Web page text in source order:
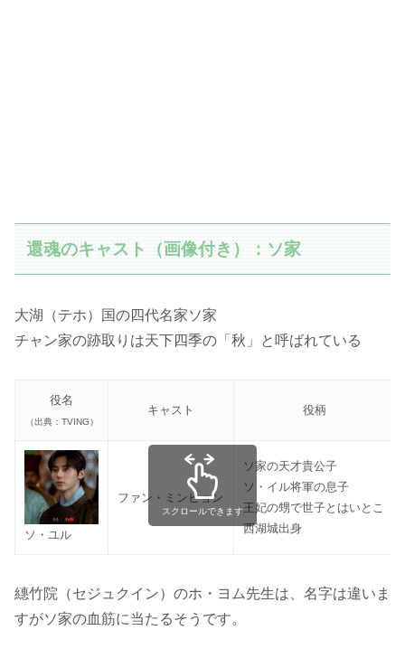
還魂のキャスト（画像付き）：ソ家
大湖（テホ）国の四代名家ソ家
チャン家の跡取りは天下四季の「秋」と呼ばれている
役名
（出典：TVING）
キャスト 役柄
ソ・ユル
ファン・ミンヒョン
ソ家の天才貴公子
ソ・イル将軍の息子
王妃の甥で世子とはいとこ
西湖城出身
スクロールできます
繐竹院（セジュクイン）のホ・ヨム先生は、名字は違いま
すがソ家の血筋に当たるそうです。